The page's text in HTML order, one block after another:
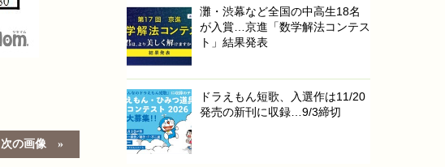
次の画像
灘・渋幕など全国の中高生18名
が入賞…京進「数学解法コンテス
ト」結果発表
ドラえもん短歌、入選作は11/20
発売の新刊に収録…9/3締切